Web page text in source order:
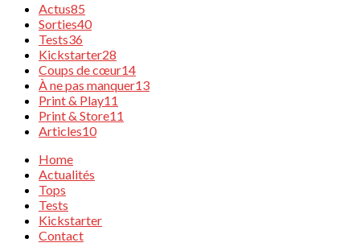
Actus85
Sorties40
Tests36
Kickstarter28
Coups de cœur14
À ne pas manquer13
Print & Play11
Print & Store11
Articles10
Home
Actualités
Tops
Tests
Kickstarter
Contact